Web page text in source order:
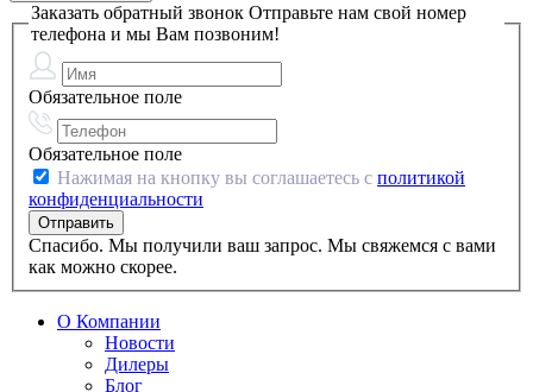
Заказать обратный звонок Отправьте нам свой номер
телефона и мы Вам позвоним!
Обязательное поле
Обязательное поле
Нажимая на кнопку вы соглашаетесь с политикой
конфиденциальности
Спасибо. Мы получили ваш запрос. Мы свяжемся с вами
как можно скорее.
О Компании
Новости
Дилеры
Блог